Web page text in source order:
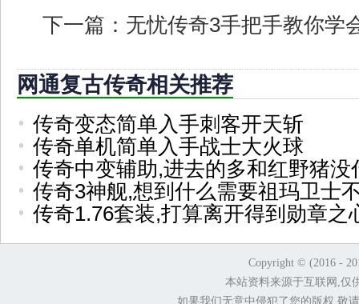
下一篇： 无忧传奇3手把手教你学
网通复古传奇相关推荐
传奇变态简单入手刺客开天斩
传奇单机简单入手战士大火球
传奇中变辅助,进去的多和红野猪没
传奇3神舰,想到什么需要祖玛卫士
传奇1.76套装,打算离开得到勋章之
Copyright © (2016 -
本站资料来源于互联网,仅
如果我们无意中侵犯了您的版权,敬